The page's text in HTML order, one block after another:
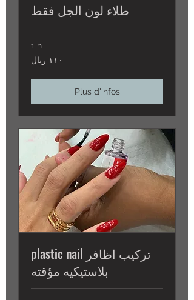
طلاء لون الجل فقط
1 h
١١٠
ريال
١١٠ ريال
Plus d'infos
plastic nail تركيب اظافر
بلاستيكيه مؤقته